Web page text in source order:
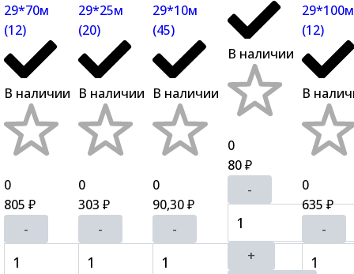
29*70м
(12)
В наличии
0
805 ₽
-
29*25м
(20)
В наличии
0
303₽
-
29*10м
(45)
В наличии
0
90,30₽
-
В наличии
0
80 ₽
-
+
29*100м
(12)
В
0
635₽
-